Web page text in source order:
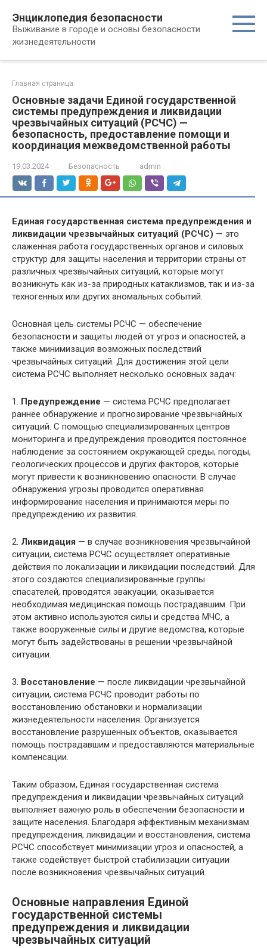
контенту
Энциклопедия безопасности
Выживание в городе и основы безопасности
жизнедеятельности
Главная страница
Основные задачи Единой государственной
системы предупреждения и ликвидации
чрезвычайных ситуаций (РСЧС) —
безопасность, предоставление помощи и
координация межведомственной работы
19.03.2024 Безопасность admin
Единая государственная система предупреждения и
ликвидации чрезвычайных ситуаций (РСЧС) — это
слаженная работа государственных органов и силовых
структур для защиты населения и территории страны от
различных чрезвычайных ситуаций, которые могут
возникнуть как из-за природных катаклизмов, так и из-за
техногенных или других аномальных событий.
Основная цель системы РСЧС — обеспечение
безопасности и защиты людей от угроз и опасностей, а
также минимизация возможных последствий
чрезвычайных ситуаций. Для достижения этой цели
система РСЧС выполняет несколько основных задач:
1. Предупреждение — система РСЧС предполагает
раннее обнаружение и прогнозирование чрезвычайных
ситуаций. С помощью специализированных центров
мониторинга и предупреждения проводится постоянное
наблюдение за состоянием окружающей среды, погоды,
геологических процессов и других факторов, которые
могут привести к возникновению опасности. В случае
обнаружения угрозы проводится оперативная
информирование населения и принимаются меры по
предупреждению их развития.
2. Ликвидация — в случае возникновения чрезвычайной
ситуации, система РСЧС осуществляет оперативные
действия по локализации и ликвидации последствий. Для
этого создаются специализированные группы
спасателей, проводятся эвакуации, оказывается
необходимая медицинская помощь пострадавшим. При
этом активно используются силы и средства МЧС, а
также вооруженные силы и другие ведомства, которые
могут быть задействованы в решении чрезвычайной
ситуации.
3. Восстановление — после ликвидации чрезвычайной
ситуации, система РСЧС проводит работы по
восстановлению обстановки и нормализации
жизнедеятельности населения. Организуется
восстановление разрушенных объектов, оказывается
помощь пострадавшим и предоставляются материальные
компенсации.
Таким образом, Единая государственная система
предупреждения и ликвидации чрезвычайных ситуаций
выполняет важную роль в обеспечении безопасности и
защите населения. Благодаря эффективным механизмам
предупреждения, ликвидации и восстановления, система
РСЧС способствует минимизации угроз и опасностей, а
также содействует быстрой стабилизации ситуации
после возникновения чрезвычайных ситуаций.
Основные направления Единой
государственной системы
предупреждения и ликвидации
чрезвычайных ситуаций